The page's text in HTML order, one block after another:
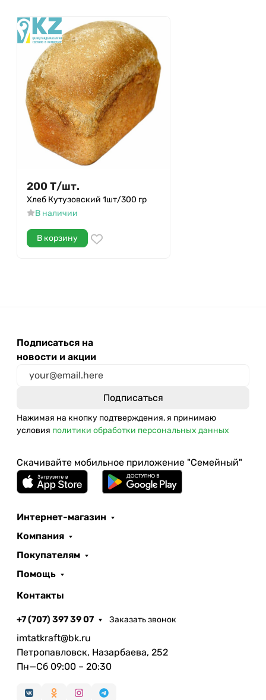
200 Т/шт.
Хлеб Кутузовский 1шт/300 гр
В наличии
В корзину
Подписаться на
новости и акции
Нажимая на кнопку подтверждения, я принимаю
условия политики обработки персональных данных
Скачивайте мобильное приложение "Семейный"
Интернет-магазин
Компания
Покупателям
Помощь
Контакты
+7 (707) 397 39 07 Заказать звонок
imtatkraft@bk.ru
Петропавловск, Назарбаева, 252
Пн—Сб 09:00 – 20:30